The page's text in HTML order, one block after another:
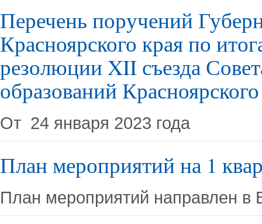
Перечень поручений
Красноярского края по
резолюции XII съезда
образований
От 24 января 2023 года
План мероприятий на 1
План мероприятий направлен